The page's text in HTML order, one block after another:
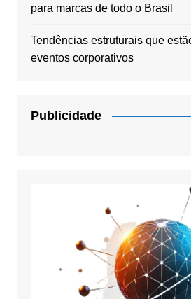
para marcas de todo o Brasil
Tendências estruturais que
eventos corporativos
Publicidade